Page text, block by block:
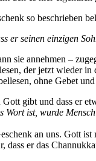
so beschrieben
er seinen einzigen
sie annehmen –
der jetzt wieder
ohne Gebet
Gott gibt und dass er
Wort ist, wurde
an uns. Gott
dass er das